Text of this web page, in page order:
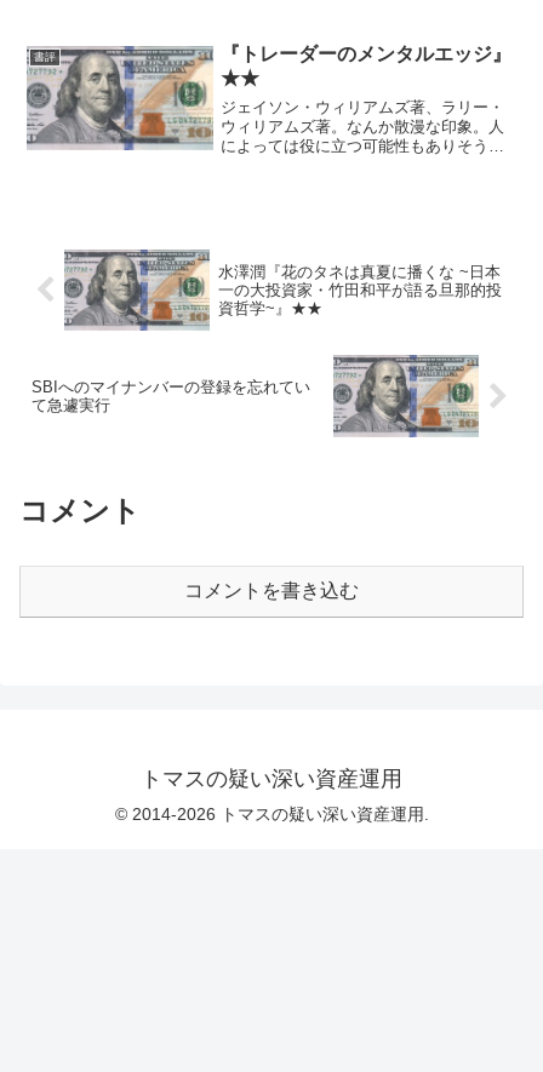
書評
『トレーダーのメンタルエッジ』
★★
ジェイソン・ウィリアムズ著、ラリー・
ウィリアムズ著。なんか散漫な印象。人
によっては役に立つ可能性もありそうだ
水澤潤『花のタネは真夏に播くな ~日本
一の大投資家・竹田和平が語る旦那的投
資哲学~』★★
SBIへのマイナンバーの登録を忘れてい
て急遽実行
コメント
コメントを書き込む
トマスの疑い深い資産運用
© 2014-2026 トマスの疑い深い資産運用.